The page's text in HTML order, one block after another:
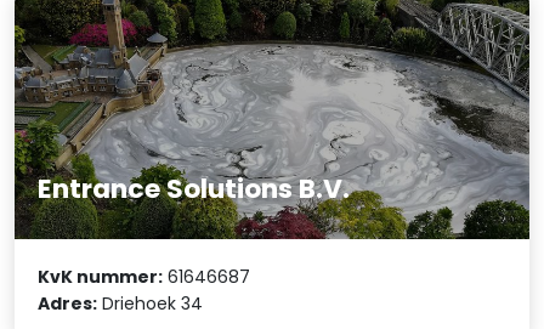
Entrance Solutions B.V.
KvK nummer: 61646687
Adres: Driehoek 34